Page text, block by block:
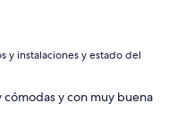
y instalaciones y estado del
y con muy buena